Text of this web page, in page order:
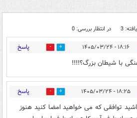
3 در انتظار بررسی: 0
۱۸:۱۶ - ۱۴۰۵/۰۳/۲۴ 4 پاسخ
با شیطان بزرگ؟!!!!
۱۸:۲۵ - ۱۴۰۵/۰۳/۲۴ 1 پاسخ
توافقی که می خواهید امضا کنید هنوز